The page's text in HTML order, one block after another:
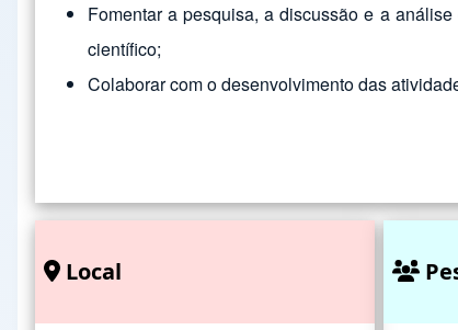
Fomentar a pesquisa, a discussão e a
científico;
Colaborar com o desenvolvimento das
Local